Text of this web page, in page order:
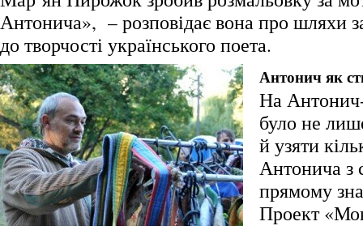
Антонича», – розповідає вона про шляхи
до творчості українського поета.
Антонич як
На
було не
й узяти
Антонича
прямому
Проект